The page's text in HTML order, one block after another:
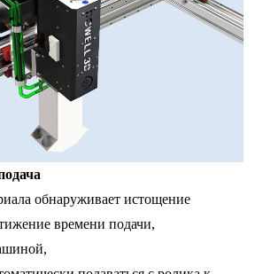
обнаруживает истощение
времени подачи,